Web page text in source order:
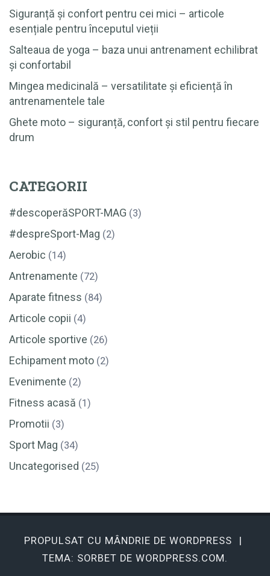
Siguranță și confort pentru cei mici – articole
esențiale pentru începutul vieții
Salteaua de yoga – baza unui antrenament echilibrat
și confortabil
Mingea medicinală – versatilitate și eficiență în
antrenamentele tale
Ghete moto – siguranță, confort și stil pentru fiecare
drum
CATEGORII
#descoperăSPORT-MAG (3)
#despreSport-Mag (2)
Aerobic (14)
Antrenamente (72)
Aparate fitness (84)
Articole copii (4)
Articole sportive (26)
Echipament moto (2)
Evenimente (2)
Fitness acasă (1)
Promotii (3)
Sport Mag (34)
Uncategorised (25)
PROPULSAT CU MÂNDRIE DE WORDPRESS
|
TEMA: SORBET DE WORDPRESS.COM.